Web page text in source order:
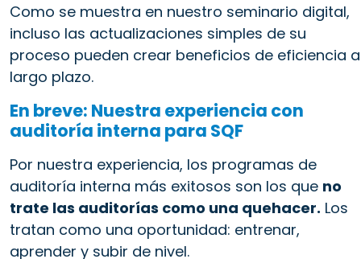
Como se muestra en nuestro seminario digital,
incluso las actualizaciones simples de su
proceso pueden crear beneficios de eficiencia a
largo plazo.
En breve: Nuestra experiencia con
auditoría interna para SQF
Por nuestra experiencia, los programas de
auditoría interna más exitosos son los que no
trate las auditorías como una quehacer. Los
tratan como una oportunidad: entrenar,
aprender y subir de nivel.